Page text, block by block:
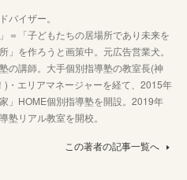
バイザー。
＝「子どもたちの居場所であり未来を
」を作ろうと画策中。元広告営業犬。
の講師。大手個別指導塾の教室長(神
)・エリアマネージャーを経て、2015年
」HOME個別指導塾を開設。2019年
塾リアル教室を開校。
この著者の記事一覧へ